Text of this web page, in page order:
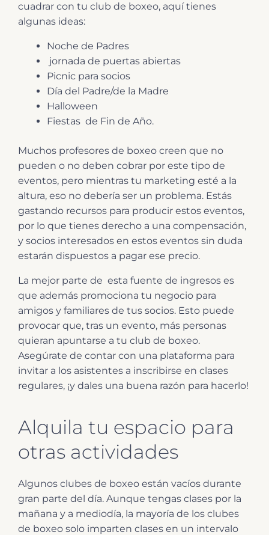
cuadrar con tu club de boxeo, aquí tienes
algunas ideas:
Noche de Padres
jornada de puertas abiertas
Picnic para socios
Día del Padre/de la Madre
Halloween
Fiestas de Fin de Año.
Muchos profesores de boxeo creen que no
pueden o no deben cobrar por este tipo de
eventos, pero mientras tu marketing esté a la
altura, eso no debería ser un problema. Estás
gastando recursos para producir estos eventos,
por lo que tienes derecho a una compensación,
y socios interesados en estos eventos sin duda
estarán dispuestos a pagar ese precio.
La mejor parte de esta fuente de ingresos es
que además promociona tu negocio para
amigos y familiares de tus socios. Esto puede
provocar que, tras un evento, más personas
quieran apuntarse a tu club de boxeo.
Asegúrate de contar con una plataforma para
invitar a los asistentes a inscribirse en clases
regulares, ¡y dales una buena razón para hacerlo!
Alquila tu espacio para
otras actividades
Algunos clubes de boxeo están vacíos durante
gran parte del día. Aunque tengas clases por la
mañana y a mediodía, la mayoría de los clubes
de boxeo solo imparten clases en un intervalo